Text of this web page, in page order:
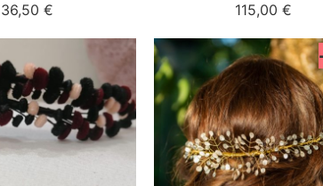
36,50 € 115,00 €